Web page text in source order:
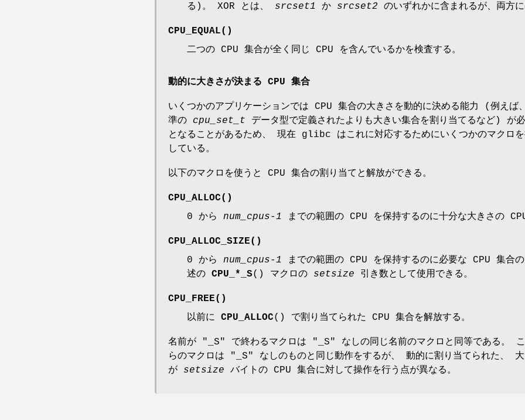
る)。 XOR とは、 srcset1 か srcset2 のいずれかに含まれるが、両方
CPU_EQUAL()
二つの CPU 集合が全く同じ CPU を含んでいるかを検査する。
動的に大きさが決まる CPU 集合
いくつかのアプリケーションでは CPU 集合の大きさを動的に決める能力 (例えば
準の cpu_set_t データ型で定義されたよりも大きい集合を割り当てるなど) が
となることがあるため、 現在 glibc はこれに対応するためにいくつかのマクロ
している。
以下のマクロを使うと CPU 集合の割り当てと解放ができる。
CPU_ALLOC()
0 から num_cpus-1 までの範囲の CPU を保持するのに十分な大きさの
CPU_ALLOC_SIZE()
0 から num_cpus-1 までの範囲の CPU を保持するのに必要な CPU 集合
述の CPU_*_S() マクロの setsize 引き数として使用できる。
CPU_FREE()
以前に CPU_ALLOC() で割り当てられた CPU 集合を解放する。
名前が "_S" で終わるマクロは "_S" なしの同じ名前のマクロと同等である。
らのマクロは "_S" なしのものと同じ動作をするが、 動的に割り当てられた、 大
が setsize バイトの CPU 集合に対して操作を行う点が異なる。